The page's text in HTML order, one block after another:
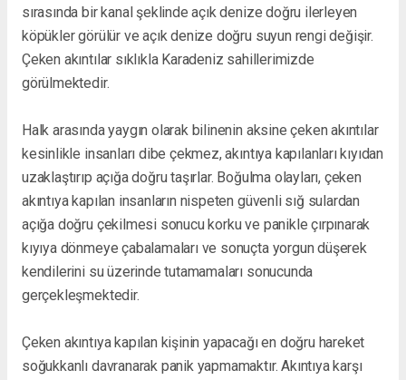
sırasında bir kanal şeklinde açık denize doğru ilerleyen
köpükler görülür ve açık denize doğru suyun rengi değişir.
Çeken akıntılar sıklıkla Karadeniz sahillerimizde
görülmektedir.
Halk arasında yaygın olarak bilinenin aksine çeken akıntılar
kesinlikle insanları dibe çekmez, akıntıya kapılanları kıyıdan
uzaklaştırıp açığa doğru taşırlar. Boğulma olayları, çeken
akıntıya kapılan insanların nispeten güvenli sığ sulardan
açığa doğru çekilmesi sonucu korku ve panikle çırpınarak
kıyıya dönmeye çabalamaları ve sonuçta yorgun düşerek
kendilerini su üzerinde tutamamaları sonucunda
gerçekleşmektedir.
Çeken akıntıya kapılan kişinin yapacağı en doğru hareket
soğukkanlı davranarak panik yapmamaktır. Akıntıya karşı